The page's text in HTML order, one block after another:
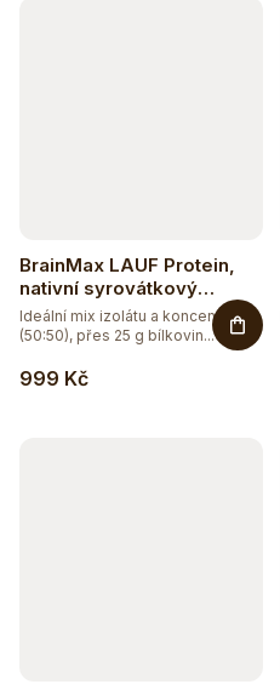
BrainMax LAUF Protein,
nativní syrovátkový
protein, 1000 g - čokoláda
999 Kč
Ideální mix izolátu a koncentrátu
(50:50), přes 25 g bílkovin...